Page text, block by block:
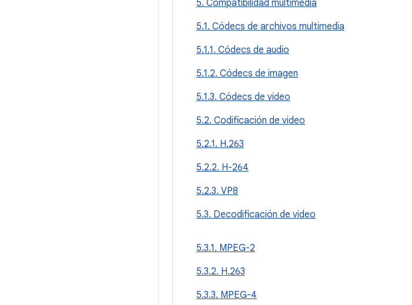
5. Compatibilidad multimedia
5.1. Códecs de archivos multimedia
5.1.1. Códecs de audio
5.1.2. Códecs de imagen
5.1.3. Códecs de video
5.2. Codificación de video
5.2.1. H.263
5.2.2. H-264
5.2.3. VP8
5.3. Decodificación de video
5.3.1. MPEG-2
5.3.2. H.263
5.3.3. MPEG-4